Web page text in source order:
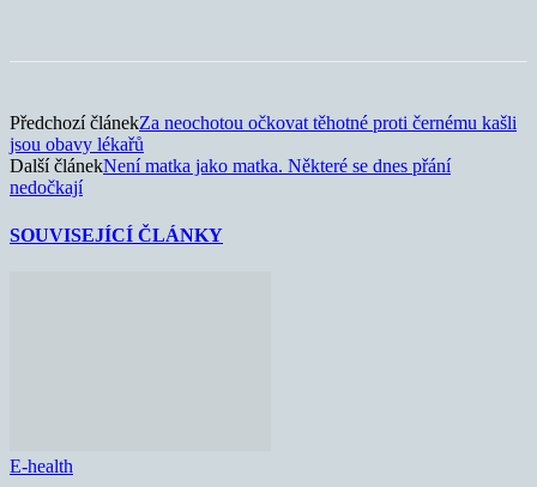
Předchozí článekZa neochotou očkovat těhotné proti černému kašli
jsou obavy lékařů
Další článekNení matka jako matka. Některé se dnes přání
nedočkají
SOUVISEJÍCÍ ČLÁNKY
E-health